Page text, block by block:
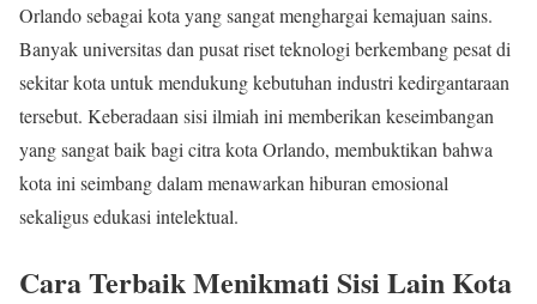
Orlando sebagai kota yang sangat menghargai kemajuan sains.
Banyak universitas dan pusat riset teknologi berkembang pesat di
sekitar kota untuk mendukung kebutuhan industri kedirgantaraan
tersebut. Keberadaan sisi ilmiah ini memberikan keseimbangan
yang sangat baik bagi citra kota Orlando, membuktikan bahwa
kota ini seimbang dalam menawarkan hiburan emosional
sekaligus edukasi intelektual.
Cara Terbaik Menikmati Sisi Lain Kota